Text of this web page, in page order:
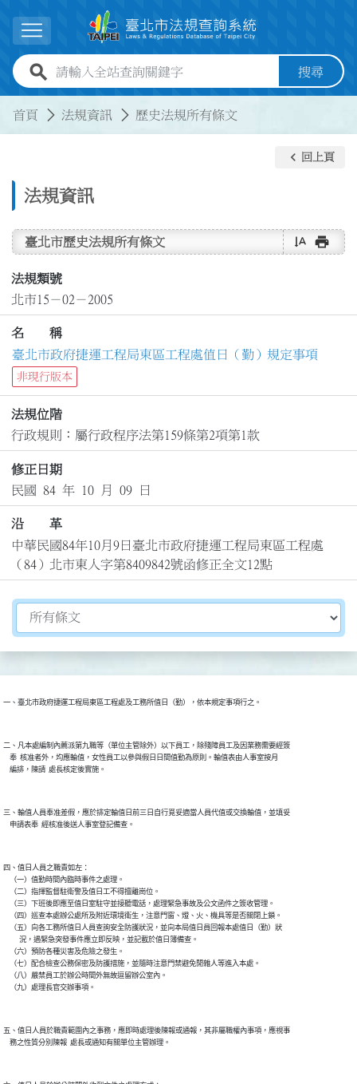
展開選單
全站查詢關鍵字欄位 搜尋
首頁 法規資訊 歷史法規所有條文
法規資訊
keyboard_arrow_left 回上頁
臺北市歷史法規所有條文 text_rotate_vertical print
法規類號
北市15－02－2005
名 稱
臺北市政府捷運工程局東區工程處值日（勤）規定事項
非現行版本
法規位階
行政規則：屬行政程序法第159條第2項第1款
修正日期
民國 84 年 10 月 09 日
沿 革
中華民國84年10月9日臺北市政府捷運工程局東區工程處
（84）北市東人字第8409842號函修正全文12點
切換選擇法規資訊內容
一、臺北市政府捷運工程局東區工程處及工務所值日（勤），依本規定事項行之。
二、凡本處編制內薦派第九職等（單位主管除外）以下員工，除殘障員工及因業務需要經簽
    奉  核准者外，均應輪值，女性員工以參與假日日間值勤為原則。輪值表由人事室按月
    編排，陳請  處長核定後實施。
三、輪值人員奉准差假，應於排定輪值日前三日自行覓妥適當人員代值或交換輪值，並填妥
    申請表奉  經核准後送人事室登記備查。
四、值日人員之職責如左：
    （一）值勤時間內臨時事件之處理。
    （二）指揮監督駐衛警及值日工不得擅離崗位。
    （三）下班後即應至值日室駐守並接聽電話，處理緊急事故及公文函件之簽收管理。
    （四）巡查本處辦公處所及附近環境衛生，注意門窗、燈、火、機具等是否關閉上鎖。
    （五）向各工務所值日人員查詢安全防護狀況，並向本局值日員回報本處值日（勤）狀
          況，遇緊急突發事件應立即反映，並記載於值日簿備查。
    （六）預防各種災害及危險之發生。
    （七）配合檢查公務保密及防護措施，並隨時注意門禁避免閒雜人等進入本處。
    （八）嚴禁員工於辦公時間外無故逗留辦公室內。
    （九）處理長官交辦事項。
五、值日人員於職責範圍內之事務，應即時處理後陳報或通報，其非屬職權內事項，應視事
    務之性質分別陳報  處長或通知有關單位主管辦理。